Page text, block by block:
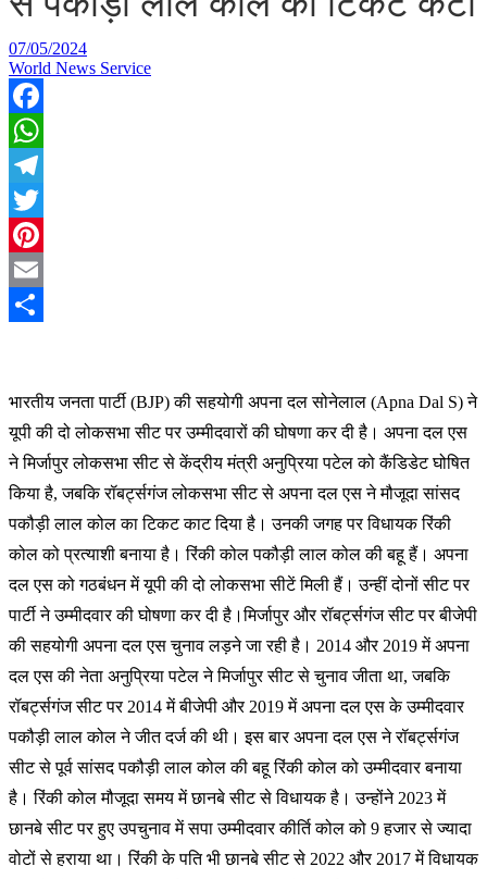
07/05/2024
World News Service
Facebook
WhatsApp
Telegram
Twitter
Pinterest
Email
भारतीय जनता पार्टी (BJP) की सहयोगी अपना दल सोनेलाल (Apna Dal S) ने
यूपी की दो लोकसभा सीट पर उम्मीदवारों की घोषणा कर दी है। अपना दल एस
ने मिर्जापुर लोकसभा सीट से केंद्रीय मंत्री अनुप्रिया पटेल को कैंडिडेट घोषित
किया है, जबकि रॉबर्ट्सगंज लोकसभा सीट से अपना दल एस ने मौजूदा सांसद
पकौड़ी लाल कोल का टिकट काट दिया है। उनकी जगह पर विधायक रिंकी
कोल को प्रत्याशी बनाया है। रिंकी कोल पकौड़ी लाल कोल की बहू हैं। अपना
दल एस को गठबंधन में यूपी की दो लोकसभा सीटें मिली हैं। उन्हीं दोनों सीट पर
पार्टी ने उम्मीदवार की घोषणा कर दी है।मिर्जापुर और रॉबर्ट्सगंज सीट पर बीजेपी
की सहयोगी अपना दल एस चुनाव लड़ने जा रही है। 2014 और 2019 में अपना
दल एस की नेता अनुप्रिया पटेल ने मिर्जापुर सीट से चुनाव जीता था, जबकि
रॉबर्ट्सगंज सीट पर 2014 में बीजेपी और 2019 में अपना दल एस के उम्मीदवार
पकौड़ी लाल कोल ने जीत दर्ज की थी। इस बार अपना दल एस ने रॉबर्ट्सगंज
सीट से पूर्व सांसद पकौड़ी लाल कोल की बहू रिंकी कोल को उम्मीदवार बनाया
है। रिंकी कोल मौजूदा समय में छानबे सीट से विधायक है। उन्होंने 2023 में
छानबे सीट पर हुए उपचुनाव में सपा उम्मीदवार कीर्ति कोल को 9 हजार से ज्यादा
वोटों से हराया था। रिंकी के पति भी छानबे सीट से 2022 और 2017 में विधायक